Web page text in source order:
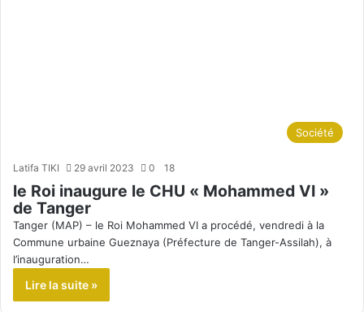
Société
Latifa TIKI 29 avril 2023 0 18
le Roi inaugure le CHU « Mohammed VI »
de Tanger
Tanger (MAP) – le Roi Mohammed VI a procédé, vendredi à la
Commune urbaine Gueznaya (Préfecture de Tanger-Assilah), à
l’inauguration…
Lire la suite »